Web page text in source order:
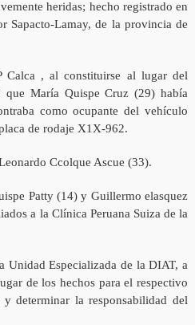
heridas; hecho registrado en
Sapacto-Lamay, de la provincia de
Calca , al constituirse al lugar del
que María Quispe Cruz (29) había
como ocupante del vehículo
de rodaje X1X-962.
Ccolque Ascue (33).
Patty (14) y Guillermo elasquez
a la Clínica Peruana Suiza de la
Unidad Especializada de la DIAT, a
de los hechos para el respectivo
determinar la responsabilidad del